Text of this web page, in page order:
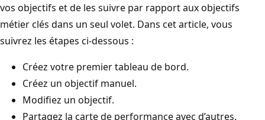
vos objectifs et de les suivre par rapport aux objectifs
métier clés dans un seul volet. Dans cet article, vous
suivrez les étapes ci-dessous :
Créez votre premier tableau de bord.
Créez un objectif manuel.
Modifiez un objectif.
Partagez la carte de performance avec d’autres.